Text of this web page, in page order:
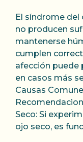
El síndrome
no producen
mantenerse
cumplen
afección puede
en casos más
Causas
Seco: Si
ojo seco, es